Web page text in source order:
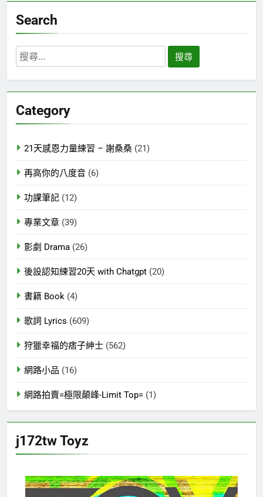
Search
搜
尋
字:
Category
21天感恩力量練習 – 謝桑桑 (21)
再高你的八度音 (6)
功課筆記 (12)
專業文章 (39)
影劇 Drama (26)
後設認知練習20天 with Chatgpt (20)
書籍 Book (4)
歌詞 Lyrics (609)
狩獵幸福的痞子紳士 (562)
網路小品 (16)
網路拍賣=極限顛峰-Limit Top= (1)
j172tw Toyz